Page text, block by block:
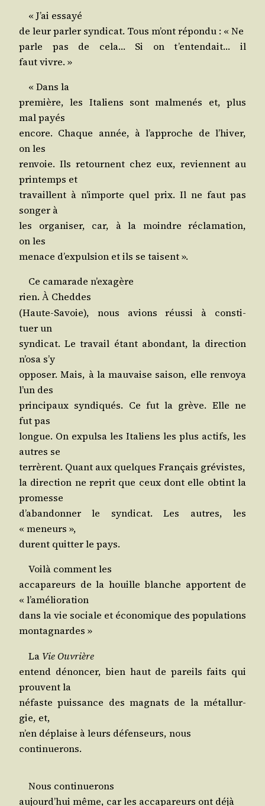
« J’ai essayé
de leur par­ler syn­di­cat. Tous m’ont répon­du : « Ne
parle pas de cela… Si on t’en­ten­dait… il
faut vivre. »
« Dans la
pre­mière, les Ita­liens sont mal­me­nés et, plus
mal payés
encore. Chaque année, à l’ap­proche de l’hi­ver,
on les
ren­voie. Ils retournent chez eux, reviennent au
prin­temps et
tra­vaillent à n’im­porte quel prix. Il ne faut pas
son­ger à
les orga­ni­ser, car, à la moindre récla­ma­tion,
on les
menace d’ex­pul­sion et ils se taisent ».
Ce cama­rade n’exagère
rien. À Cheddes
(Haute-Savoie), nous avions réus­si à consti­
tuer un
syn­di­cat. Le tra­vail étant abon­dant, la direc­tion
n’o­sa s’y
oppo­ser. Mais, à la mau­vaise sai­son, elle ren­voya
l’un des
prin­ci­paux syn­di­qués. Ce fut la grève. Elle ne
fut pas
longue. On expul­sa les Ita­liens les plus actifs, les
autres se
ter­rèrent. Quant aux quelques Fran­çais grévistes,
la direc­tion ne reprit que ceux dont elle obtint la
promesse
d’a­ban­don­ner le syn­di­cat. Les autres, les
« meneurs »,
durent quit­ter le pays.
Voi­là com­ment les
acca­pa­reurs de la houille blanche apportent de
« l’amélioration
dans la vie sociale et éco­no­mique des populations
montagnardes »
La Vie Ouvrière
entend dénon­cer, bien haut de pareils faits qui
prouvent la
néfaste puis­sance des magnats de la métal­lur­
gie, et,
n’en déplaise à leurs défen­seurs, nous
continuerons.
Nous continuerons
aujourd’­hui même, car les acca­pa­reurs ont déjà